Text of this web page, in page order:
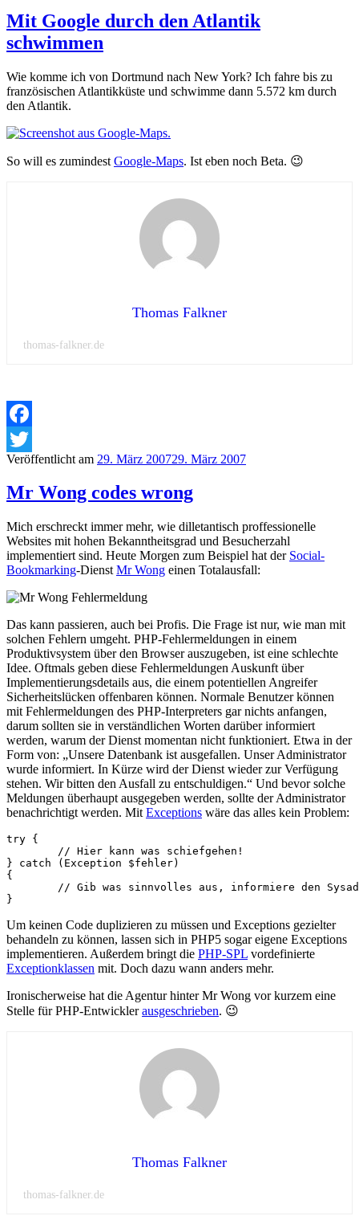
Mit Google durch den Atlantik
schwimmen
Wie komme ich von Dortmund nach New York? Ich fahre bis zu
französischen Atlantikküste und schwimme dann 5.572 km durch
den Atlantik.
So will es zumindest Google-Maps. Ist eben noch Beta. 😉
Thomas Falkner
thomas-falkner.de
Facebook
Twitter
Veröffentlicht am 29. März 200729. März 2007
Mr Wong codes wrong
Mich erschreckt immer mehr, wie dilletantisch proffessionelle
Websites mit hohen Bekanntheitsgrad und Besucherzahl
implementiert sind. Heute Morgen zum Beispiel hat der Social-
Bookmarking-Dienst Mr Wong einen Totalausfall:
Das kann passieren, auch bei Profis. Die Frage ist nur, wie man mit
solchen Fehlern umgeht. PHP-Fehlermeldungen in einem
Produktivsystem über den Browser auszugeben, ist eine schlechte
Idee. Oftmals geben diese Fehlermeldungen Auskunft über
Implementierungsdetails aus, die einem potentiellen Angreifer
Sicherheitslücken offenbaren können. Normale Benutzer können
mit Fehlermeldungen des PHP-Interpreters gar nichts anfangen,
darum sollten sie in verständlichen Worten darüber informiert
werden, warum der Dienst momentan nicht funktioniert. Etwa in der
Form von: „Unsere Datenbank ist ausgefallen. Unser Administrator
wurde informiert. In Kürze wird der Dienst wieder zur Verfügung
stehen. Wir bitten den Ausfall zu entschuldigen.“ Und bevor solche
Meldungen überhaupt ausgegeben werden, sollte der Administrator
benachrichtigt werden. Mit Exceptions wäre das alles kein Problem:
try {
} catch (Exception $fehler)
{
Um keinen Code duplizieren zu müssen und Exceptions gezielter
behandeln zu können, lassen sich in PHP5 sogar eigene Exceptions
implementieren. Außerdem bringt die PHP-SPL vordefinierte
Exceptionklassen mit. Doch dazu wann anders mehr.
Ironischerweise hat die Agentur hinter Mr Wong vor kurzem eine
Stelle für PHP-Entwicklerausgeschrieben. 😉
Thomas Falkner
thomas-falkner.de